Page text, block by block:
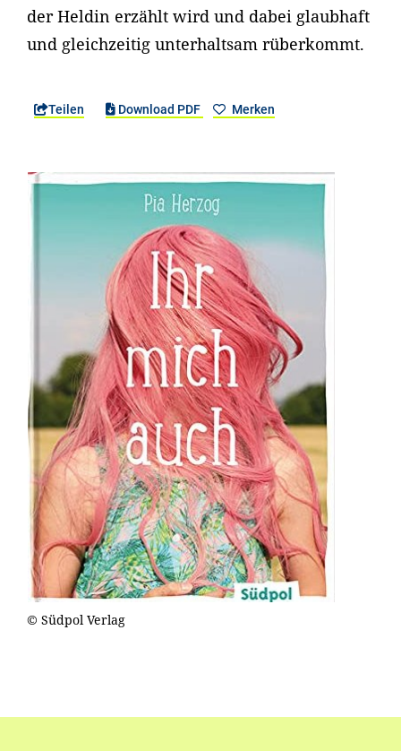
der Heldin erzählt wird und dabei glaubhaft
und gleichzeitig unterhaltsam rüberkommt.
Teilen Download PDF Merken
© Südpol Verlag